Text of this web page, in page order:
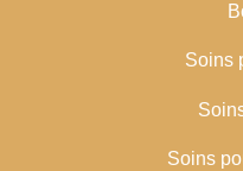
Soins
Soins